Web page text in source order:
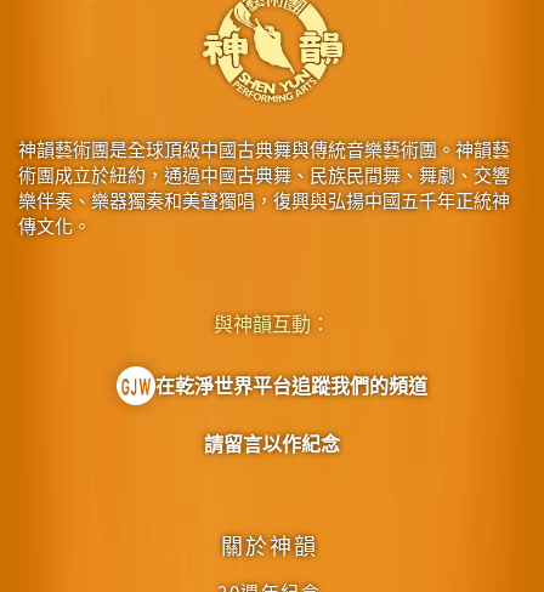
神韻藝術團是全球頂級中國古典舞與傳統音樂藝術團。神韻藝
術團成立於紐約，通過中國古典舞、民族民間舞、舞劇、交響
樂伴奏、樂器獨奏和美聲獨唱，復興與弘揚中國五千年正統神
傳文化。
關於神韻
與神韻互動：
在乾淨世界平台追蹤我們的頻道
請留言以作紀念